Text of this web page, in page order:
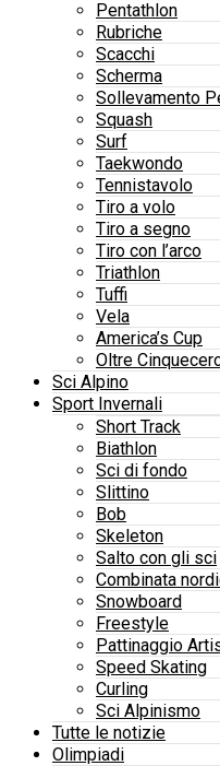
Pentathlon
Rubriche
Scacchi
Scherma
Sollevamento
Squash
Surf
Taekwondo
Tennistavolo
Tiro a volo
Tiro a segno
Tiro con l’arco
Triathlon
Tuffi
Vela
America’s Cup
Oltre
Sci Alpino
Sport Invernali
Short Track
Biathlon
Sci di fondo
Slittino
Bob
Skeleton
Salto con gli sci
Combinata
Snowboard
Freestyle
Pattinaggio
Speed Skating
Curling
Sci Alpinismo
Tutte le notizie
Olimpiadi